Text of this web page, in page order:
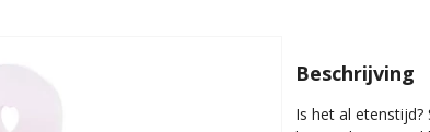
Beschrijving
Is het al